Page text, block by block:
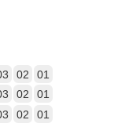
02 01
02 01
02
01